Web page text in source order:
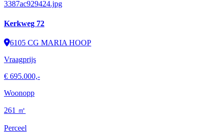
Kerkweg 72
6105 CG MARIA HOOP
Vraagprijs
€ 695.000,-
Woonopp
261 ㎡
Perceel